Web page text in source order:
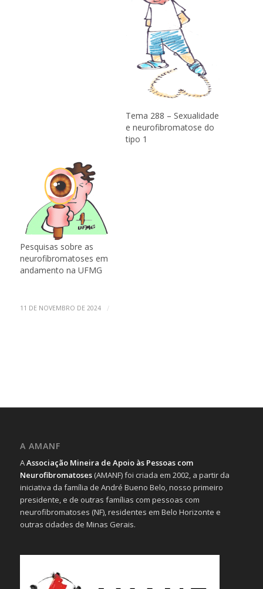
Tema 288 – Sexualidade
e neurofibromatose do
tipo 1
Pesquisas sobre as
neurofibromatoses em
andamento na UFMG
11 DE NOVEMBRO DE 2024 /
A AMANF
AAssociação Mineira de Apoio às Pessoas com
Neurofibromatoses(AMANF) foi criada em 2002, a partir da
iniciativa da família de André Bueno Belo, nosso primeiro
presidente, e de outras famílias com pessoas com
neurofibromatoses (NF), residentes em Belo Horizonte e
outras cidades de Minas Gerais.